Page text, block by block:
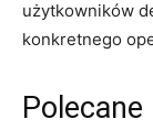
użytkowników
konkretnego